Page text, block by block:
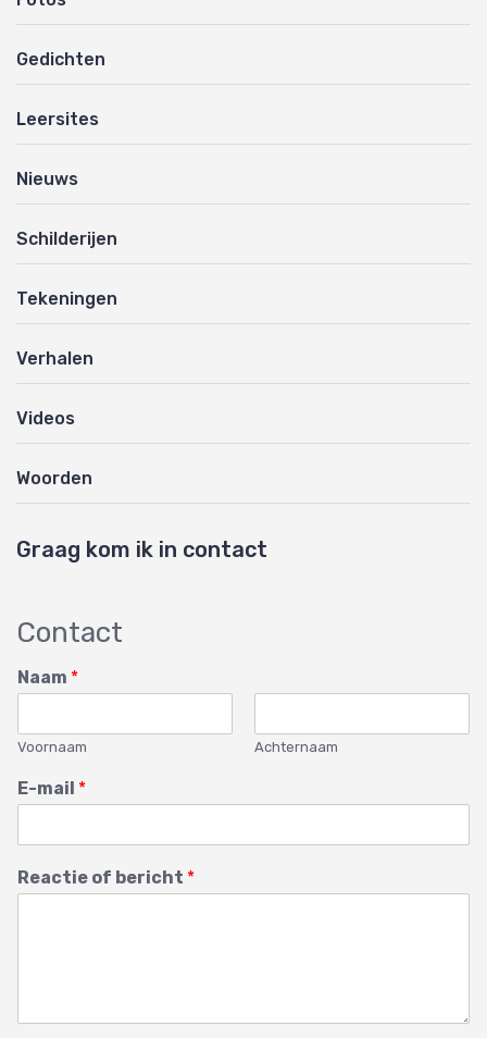
Gedichten
Leersites
Nieuws
Schilderijen
Tekeningen
Verhalen
Videos
Woorden
Graag kom ik in contact
Contact
Naam *
Voornaam Achternaam
E-mail *
Reactie of bericht *